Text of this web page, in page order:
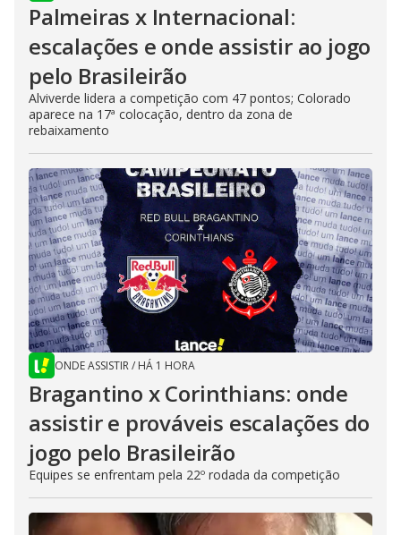
Palmeiras x Internacional:
escalações e onde assistir ao jogo
pelo Brasileirão
Alviverde lidera a competição com 47 pontos; Colorado
aparece na 17ª colocação, dentro da zona de
rebaixamento
ONDE ASSISTIR/ HÁ 1 HORA
Bragantino x Corinthians: onde
assistir e prováveis escalações do
jogo pelo Brasileirão
Equipes se enfrentam pela 22º rodada da competição